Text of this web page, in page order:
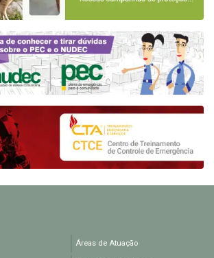
Áreas de Atuação